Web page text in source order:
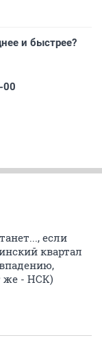
и быстрее?
00
если
квартал
же - НСК)